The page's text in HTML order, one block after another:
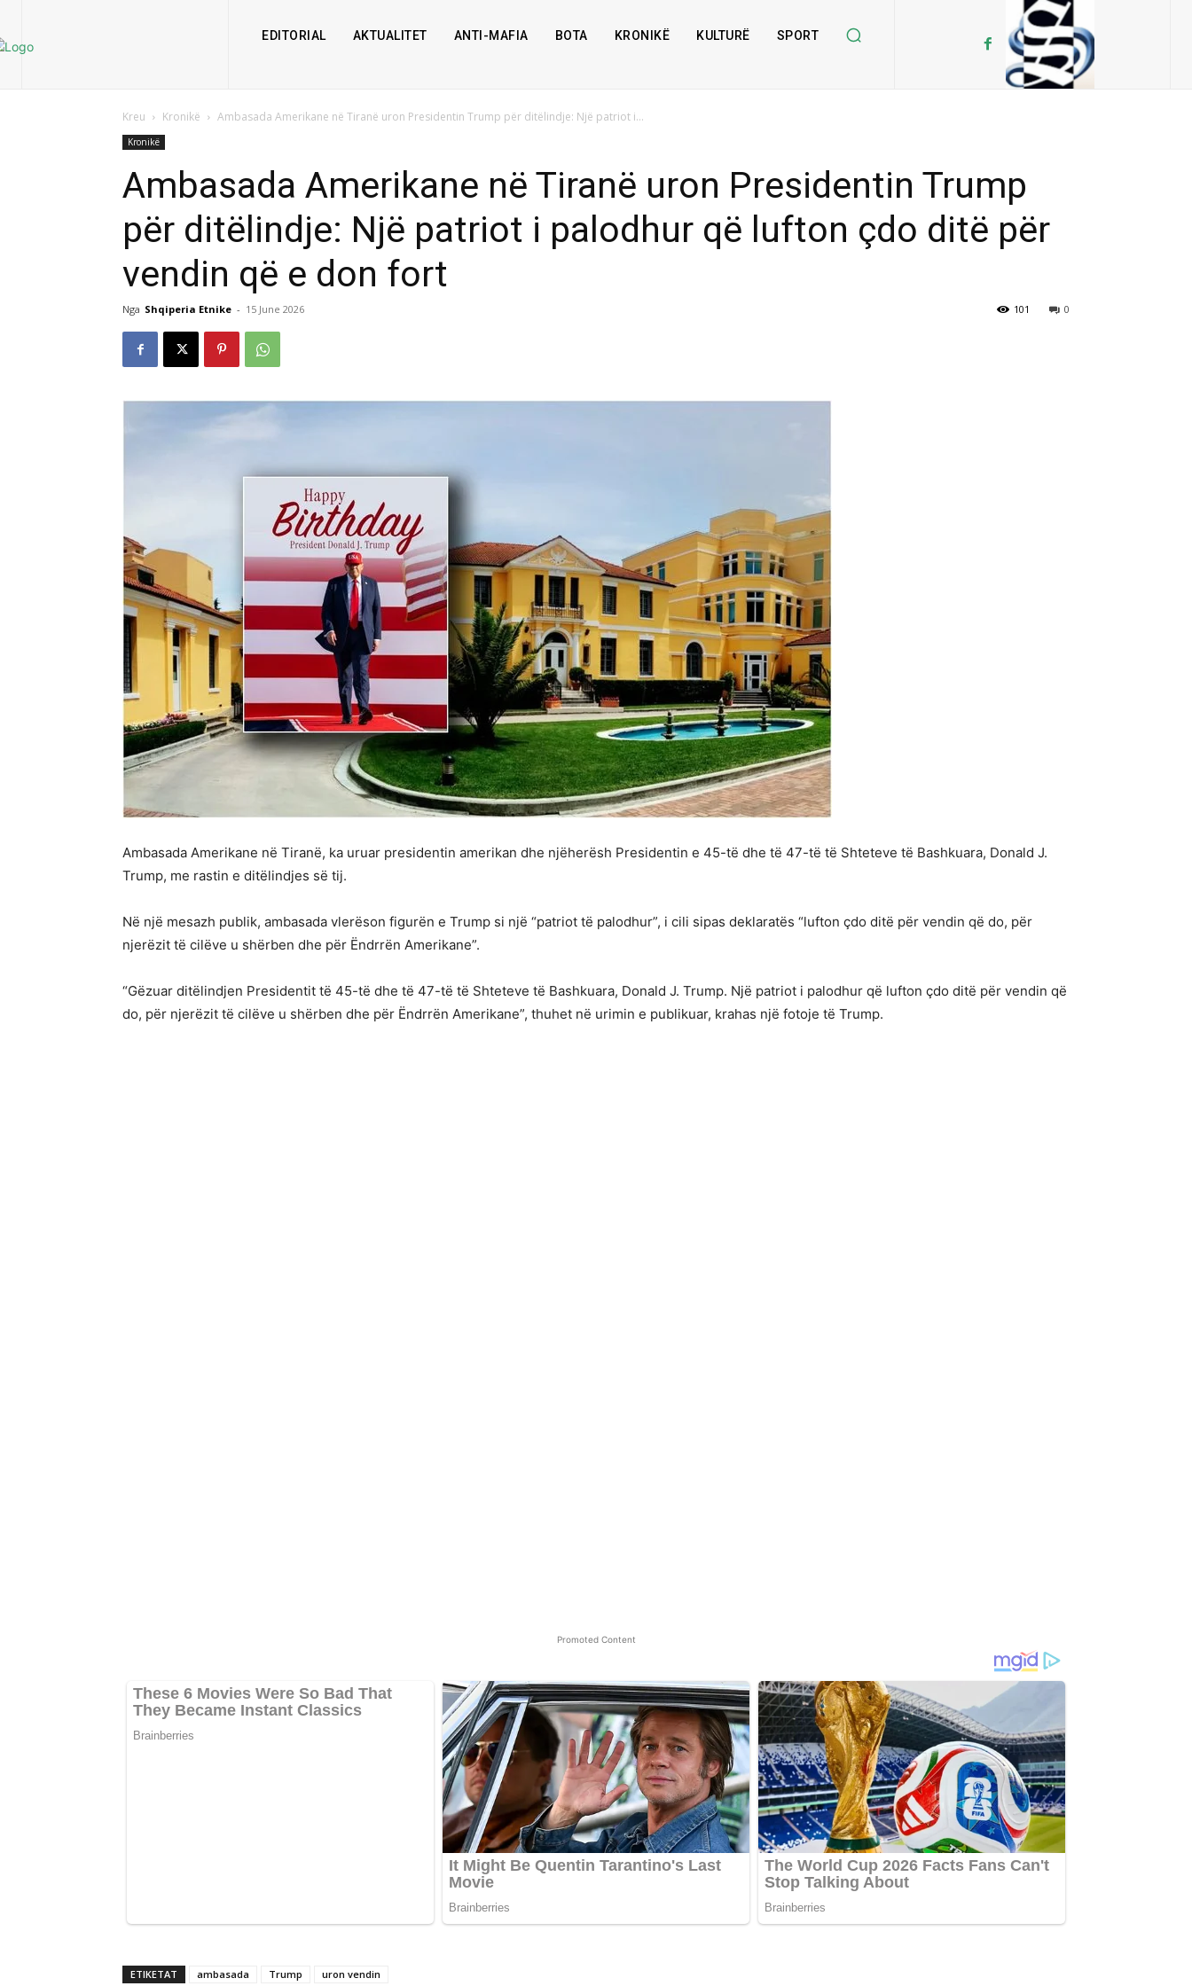
EDITORIAL AKTUALITET ANTI-MAFIA BOTA KRONIKË KULTURË SPORT
Kreu Kronikë Ambasada Amerikane në Tiranë uron Presidentin Trump për ditëlindje: Një patriot i...
Kronikë
Ambasada Amerikane në Tiranë uron Presidentin Trump
për ditëlindje: Një patriot i palodhur që lufton çdo ditë për
vendin që e don fort
Nga Shqiperia Etnike - 15 June 2026 0
101
Ambasada Amerikane në Tiranë, ka uruar presidentin amerikan dhe njëherësh Presidentin e 45-të dhe të 47-të të Shteteve të Bashkuara, Donald J.
Trump, me rastin e ditëlindjes së tij.
Në një mesazh publik, ambasada vlerëson figurën e Trump si një “patriot të palodhur”, i cili sipas deklaratës “lufton çdo ditë për vendin që do, për
njerëzit të cilëve u shërben dhe për Ëndrrën Amerikane”.
“Gëzuar ditëlindjen Presidentit të 45-të dhe të 47-të të Shteteve të Bashkuara, Donald J. Trump. Një patriot i palodhur që lufton çdo ditë për vendin që
do, për njerëzit të cilëve u shërben dhe për Ëndrrën Amerikane”, thuhet në urimin e publikuar, krahas një fotoje të Trump.
Promoted Content
ETIKETAT ambasada Trump uron vendin